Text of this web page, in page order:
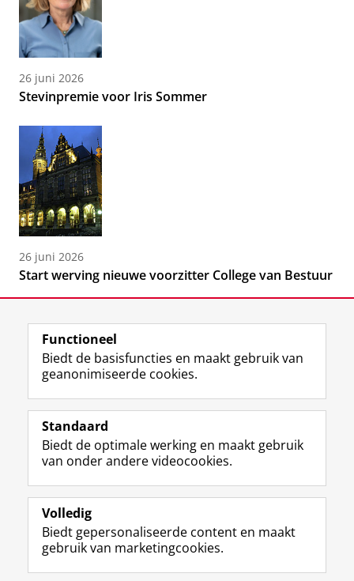
26 juni 2026
Stevinpremie voor Iris Sommer
26 juni 2026
Start werving nieuwe voorzitter College van Bestuur
Volg de RUG
F
a
e
b
o
p
a
g
i
L
i
k
e
I
-
p
a
g
R
S
-
f
e
R
i
k
I
n
t
r
m
-
c
Y
o
T
e
k
a
a
Studiekiezers
Alumni
Over ons
Functioneel
Biedt de basisfuncties en maakt gebruik van
geanonimiseerde cookies.
Standaard
Biedt de optimale werking en maakt gebruik
van onder andere videocookies.
Volledig
Biedt gepersonaliseerde content en maakt
gebruik van marketingcookies.